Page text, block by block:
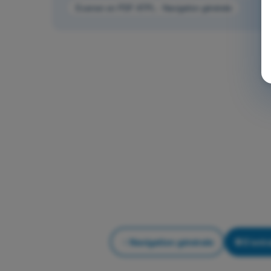
Examen en PDF ATPL - Navigation générale
Navigation générale